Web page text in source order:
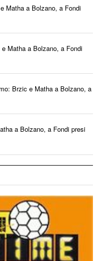
Matha a Bolzano, a Fondi
Matha a Bolzano, a Fondi
Brzic e Matha a Bolzano, a
a Bolzano, a Fondi presi